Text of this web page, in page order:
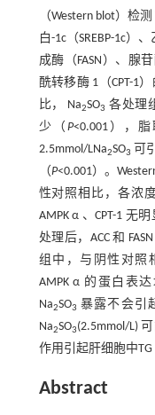
（Western blot）检
白-1c（SREBP-1c）
成酶（FASN）、腺
酰转移酶 1（CPT-1
比， Na2SO3 各处理
少（ P<0.001），
2.5mmol/LNa2SO3 可
（P<0.001）。
性对照相比，各浓
AMPK α 、CPT-1 无
处理后，ACC 和
组中，与阴性对照
AMPK α 的蛋白表
Na2SO3 暴露不会引
Na2SO3(2.5mmol/L)
作用引起肝细胞中TG
Abstract